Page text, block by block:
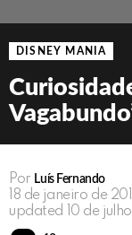
DISNEY MANIA
Por Luís Fernando
18 de janeiro de
updated
10 de